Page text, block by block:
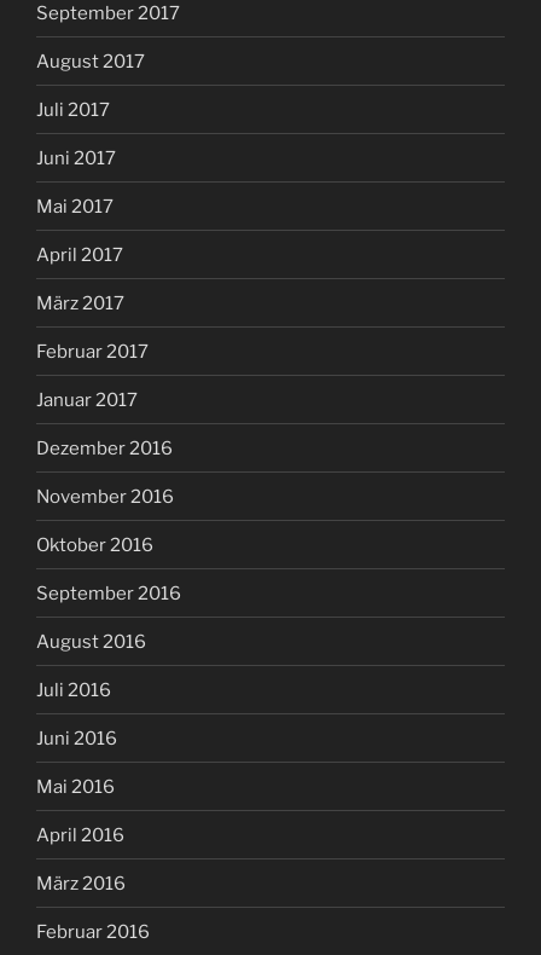
September 2017
August 2017
Juli 2017
Juni 2017
Mai 2017
April 2017
März 2017
Februar 2017
Januar 2017
Dezember 2016
November 2016
Oktober 2016
September 2016
August 2016
Juli 2016
Juni 2016
Mai 2016
April 2016
März 2016
Februar 2016